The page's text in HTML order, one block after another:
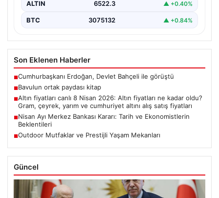
ALTIN 6522.3 ▲ +0.40%
BTC 3075132 ▲ +0.84%
Son Eklenen Haberler
■Cumhurbaşkanı Erdoğan, Devlet Bahçeli ile görüştü
■Bavulun ortak paydası kitap
■Altın fiyatları canlı 8 Nisan 2026: Altın fiyatları ne kadar oldu?
Gram, çeyrek, yarım ve cumhuriyet altını alış satış fiyatları
■Nisan Ayı Merkez Bankası Kararı: Tarih ve Ekonomistlerin
Beklentileri
■Outdoor Mutfaklar ve Prestijli Yaşam Mekanları
Güncel